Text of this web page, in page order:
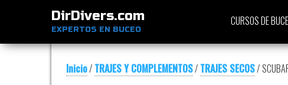
DirDivers.com
EXPERTOS EN BUCEO
CURSOS DE
Inicio/ TRAJES Y COMPLEMENTOS/ TRAJES SECOS/